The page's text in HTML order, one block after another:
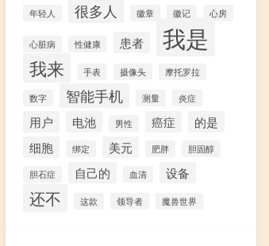
年轻人 很多人 徽章 徽记 心房
心脏病 性健康 患者 我是
我来 手表 摄像头 摩托罗拉
数字 智能手机 测量 炎症
用户 电池 男性 癌症
的是
细胞
绑定 美元 肥胖 胆固醇
胆石症 自己的 血清 设备
还不 这款 领导者 魔兽世界